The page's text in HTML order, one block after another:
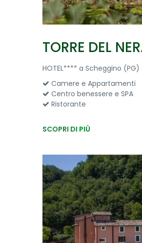
TORRE DEL
HOTEL**** a Scheggino (PG)
Camere e Appartamenti
Centro benessere e SPA
Ristorante
SCOPRI DI PIÙ